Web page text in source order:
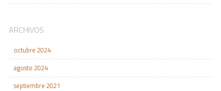
ARCHIVOS
octubre 2024
agosto 2024
septiembre 2021